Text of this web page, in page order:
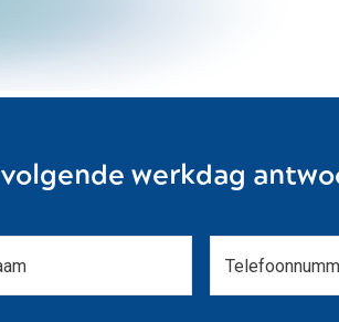
volgende werkdag